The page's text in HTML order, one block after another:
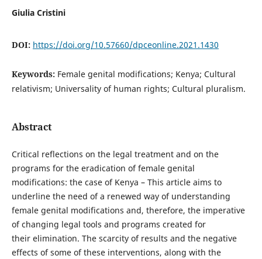
Giulia Cristini
DOI: https://doi.org/10.57660/dpceonline.2021.1430
Keywords: Female genital modifications; Kenya; Cultural
relativism; Universality of human rights; Cultural pluralism.
Abstract
Critical reflections on the legal treatment and on the
programs for the eradication of female genital
modifications: the case of Kenya – This article aims to
underline the need of a renewed way of understanding
female genital modifications and, therefore, the imperative
of changing legal tools and programs created for
their elimination. The scarcity of results and the negative
effects of some of these interventions, along with the